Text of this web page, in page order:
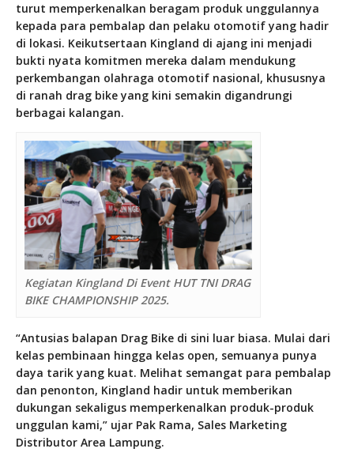
turut memperkenalkan beragam produk unggulannya
kepada para pembalap dan pelaku otomotif yang hadir
di lokasi. Keikutsertaan Kingland di ajang ini menjadi
bukti nyata komitmen mereka dalam mendukung
perkembangan olahraga otomotif nasional, khususnya
di ranah drag bike yang kini semakin digandrungi
berbagai kalangan.
Kegiatan Kingland Di Event HUT TNI DRAG
BIKE CHAMPIONSHIP 2025.
“Antusias balapan Drag Bike di sini luar biasa. Mulai dari
kelas pembinaan hingga kelas open, semuanya punya
daya tarik yang kuat. Melihat semangat para pembalap
dan penonton, Kingland hadir untuk memberikan
dukungan sekaligus memperkenalkan produk-produk
unggulan kami,” ujar Pak Rama, Sales Marketing
Distributor Area Lampung.